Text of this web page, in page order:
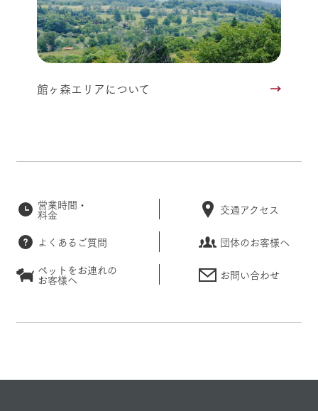
館ヶ森エリアについて
営業時間・
料金 交通アクセス
よくあるご質問
団体のお客様へ
ペットをお連れの
お客様へ お問い合わせ